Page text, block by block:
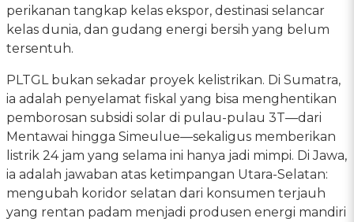
perikanan tangkap kelas ekspor, destinasi selancar
kelas dunia, dan gudang energi bersih yang belum
tersentuh.
PLTGL bukan sekadar proyek kelistrikan. Di Sumatra,
ia adalah penyelamat fiskal yang bisa menghentikan
pemborosan subsidi solar di pulau-pulau 3T—dari
Mentawai hingga Simeulue—sekaligus memberikan
listrik 24 jam yang selama ini hanya jadi mimpi. Di Jawa,
ia adalah jawaban atas ketimpangan Utara-Selatan:
mengubah koridor selatan dari konsumen terjauh
yang rentan padam menjadi produsen energi mandiri